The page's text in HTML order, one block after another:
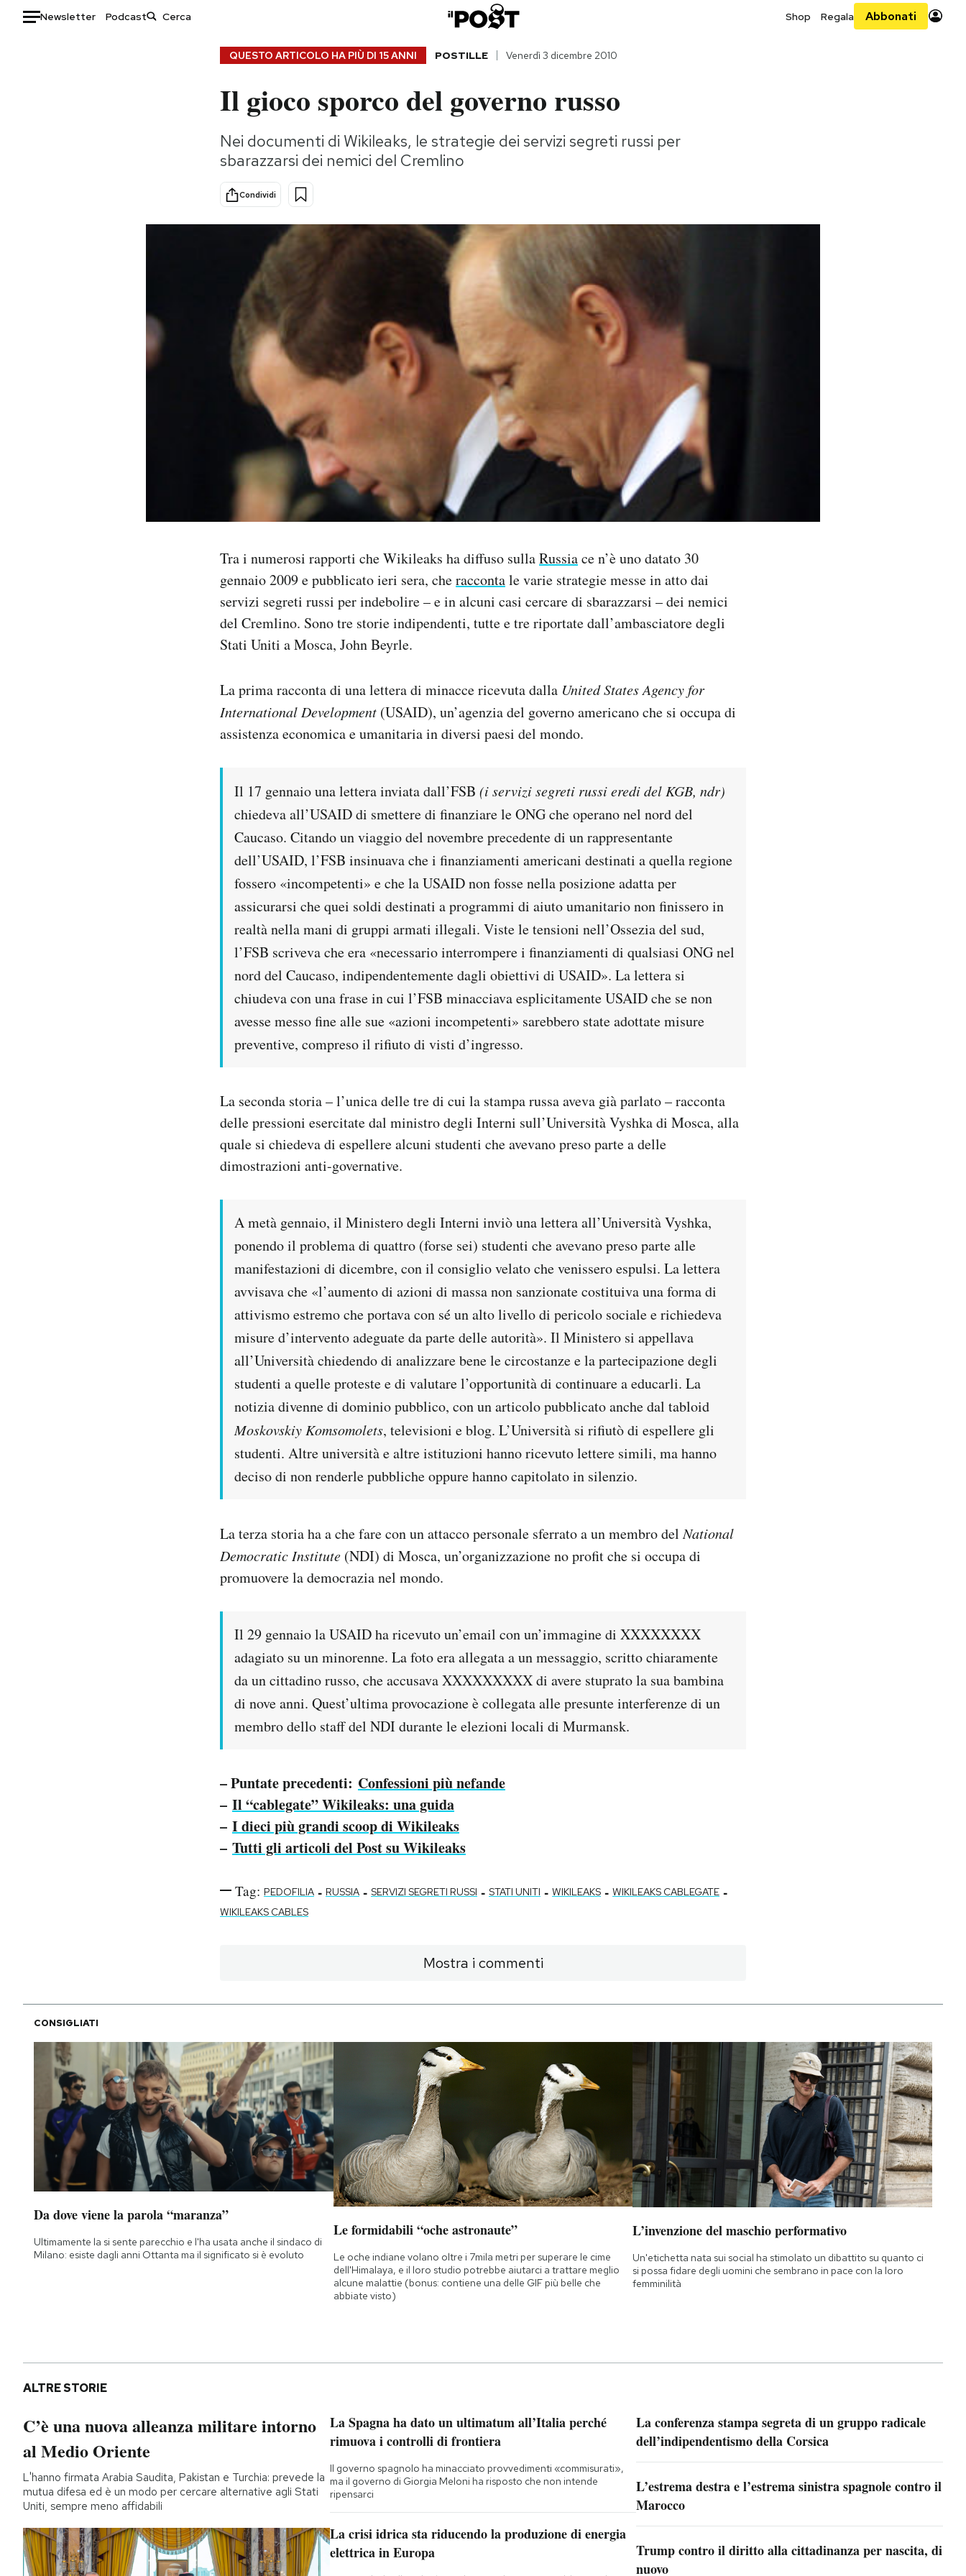
Newsletter Podcast Shop Regala Abbonati
Consumismi
Storie/Idee
Ok Boomer!
Media
Mondiali calcio 2026
QUESTO ARTICOLO HA PIÙ DI 15 ANNI POSTILLE Venerdì 3 dicembre 2010
Il gioco sporco del governo russo
Nei documenti di Wikileaks, le strategie dei servizi segreti russi per
sbarazzarsi dei nemici del Cremlino
Condividi
Tra i numerosi rapporti che Wikileaks ha diffuso sullaRussiace n’è uno datato 30
gennaio 2009 e pubblicato ieri sera, cheraccontale varie strategie messe in atto dai
servizi segreti russi per indebolire – e in alcuni casi cercare di sbarazzarsi – dei nemici
del Cremlino. Sono tre storie indipendenti, tutte e tre riportate dall’ambasciatore degli
Stati Uniti a Mosca, John Beyrle.
La prima racconta di una lettera di minacce ricevuta dalla United States Agency for
International Development (USAID), un’agenzia del governo americano che si occupa di
assistenza economica e umanitaria in diversi paesi del mondo.
Il 17 gennaio una lettera inviata dall’FSB (i servizi segreti russi eredi del KGB, ndr)
chiedeva all’USAID di smettere di finanziare le ONG che operano nel nord del
Caucaso. Citando un viaggio del novembre precedente di un rappresentante
dell’USAID, l’FSB insinuava che i finanziamenti americani destinati a quella regione
fossero «incompetenti» e che la USAID non fosse nella posizione adatta per
assicurarsi che quei soldi destinati a programmi di aiuto umanitario non finissero in
realtà nella mani di gruppi armati illegali. Viste le tensioni nell’Ossezia del sud,
l’FSB scriveva che era «necessario interrompere i finanziamenti di qualsiasi ONG nel
nord del Caucaso, indipendentemente dagli obiettivi di USAID». La lettera si
chiudeva con una frase in cui l’FSB minacciava esplicitamente USAID che se non
avesse messo fine alle sue «azioni incompetenti» sarebbero state adottate misure
preventive, compreso il rifiuto di visti d’ingresso.
La seconda storia – l’unica delle tre di cui la stampa russa aveva già parlato – racconta
delle pressioni esercitate dal ministro degli Interni sull’Università Vyshka di Mosca, alla
quale si chiedeva di espellere alcuni studenti che avevano preso parte a delle
dimostrazioni anti-governative.
A metà gennaio, il Ministero degli Interni inviò una lettera all’Università Vyshka,
ponendo il problema di quattro (forse sei) studenti che avevano preso parte alle
manifestazioni di dicembre, con il consiglio velato che venissero espulsi. La lettera
avvisava che «l’aumento di azioni di massa non sanzionate costituiva una forma di
attivismo estremo che portava con sé un alto livello di pericolo sociale e richiedeva
misure d’intervento adeguate da parte delle autorità». Il Ministero si appellava
all’Università chiedendo di analizzare bene le circostanze e la partecipazione degli
studenti a quelle proteste e di valutare l’opportunità di continuare a educarli. La
notizia divenne di dominio pubblico, con un articolo pubblicato anche dal tabloid
Moskovskiy Komsomolets, televisioni e blog. L’Università si rifiutò di espellere gli
studenti. Altre università e altre istituzioni hanno ricevuto lettere simili, ma hanno
deciso di non renderle pubbliche oppure hanno capitolato in silenzio.
La terza storia ha a che fare con un attacco personale sferrato a un membro delNational
Democratic Institute (NDI) di Mosca, un’organizzazione no profit che si occupa di
promuovere la democrazia nel mondo.
Il 29 gennaio la USAID ha ricevuto un’email con un’immagine di XXXXXXXX
adagiato su un minorenne. La foto era allegata a un messaggio, scritto chiaramente
da un cittadino russo, che accusava XXXXXXXXX di avere stuprato la sua bambina
di nove anni. Quest’ultima provocazione è collegata alle presunte interferenze di un
membro dello staff del NDI durante le elezioni locali di Murmansk.
– Puntate precedenti: Confessioni più nefande
– Il “cablegate” Wikileaks: una guida
– I dieci più grandi scoop di Wikileaks
– Tutti gli articoli del Post su Wikileaks
Tag: PEDOFILIA - RUSSIA - SERVIZI SEGRETI RUSSI - STATI UNITI - WIKILEAKS - WIKILEAKS CABLEGATE -
WIKILEAKS CABLES
Mostra i commenti
CONSIGLIATI
Da dove viene la parola “maranza”
Ultimamente la si sente parecchio e l'ha usata anche il sindaco di
Milano: esiste dagli anni Ottanta ma il significato si è evoluto
Le formidabili “oche astronaute”
Le oche indiane volano oltre i 7mila metri per superare le cime
dell'Himalaya, e il loro studio potrebbe aiutarci a trattare meglio
alcune malattie (bonus: contiene una delle GIF più belle che
abbiate visto)
L’invenzione del maschio performativo
Un'etichetta nata sui social ha stimolato un dibattito su quanto ci
si possa fidare degli uomini che sembrano in pace con la loro
femminilità
ALTRE STORIE
C’è una nuova alleanza militare intorno
al Medio Oriente
L'hanno firmata Arabia Saudita, Pakistan e Turchia: prevede la
mutua difesa ed è un modo per cercare alternative agli Stati
Uniti, sempre meno affidabili
La Spagna ha dato un ultimatum all’Italia perché
rimuova i controlli di frontiera
Il governo spagnolo ha minacciato provvedimenti «commisurati»,
ma il governo di Giorgia Meloni ha risposto che non intende
ripensarci
La crisi idrica sta riducendo la produzione di energia
elettrica in Europa
La conferenza stampa segreta di un gruppo radicale
dell’indipendentismo della Corsica
L’estrema destra e l’estrema sinistra spagnole contro il
Marocco
Trump contro il diritto alla cittadinanza per nascita, di
nuovo